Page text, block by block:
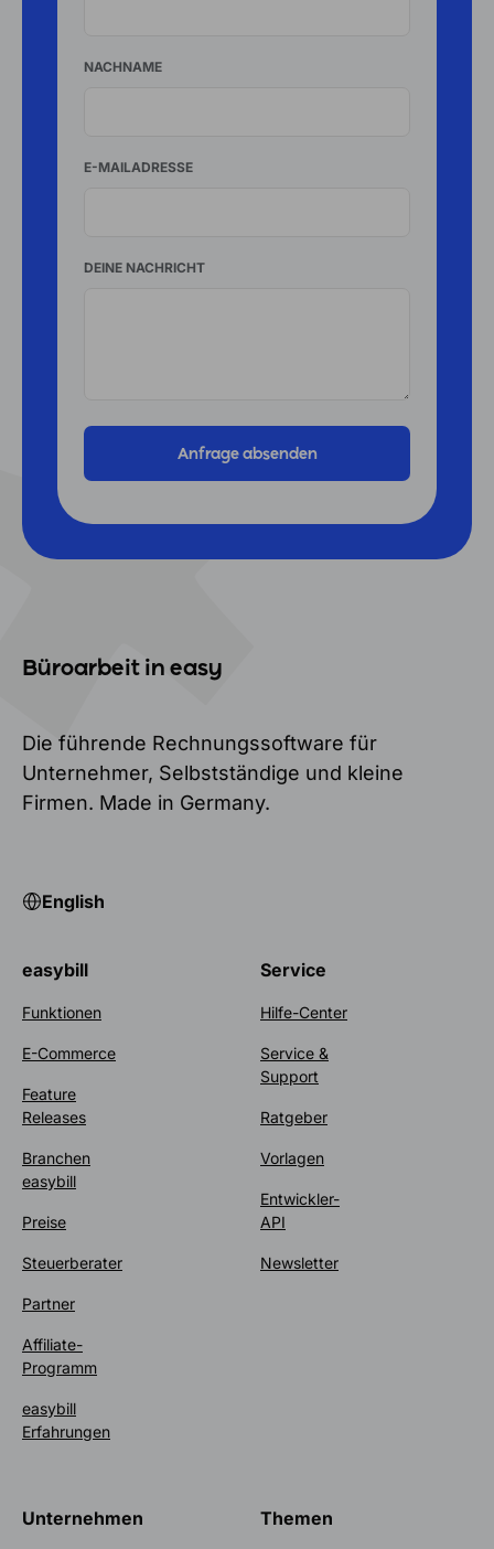
NACHNAME
E-MAILADRESSE
DEINE NACHRICHT
Büroarbeit in easy
Die führende Rechnungssoftware für
Unternehmer, Selbstständige und kleine
Firmen. Made in Germany.
English
easybill
Funktionen
E-Commerce
Feature
Releases
Branchen
easybill
Preise
Steuerberater
Partner
Affiliate-
Programm
easybill
Erfahrungen
Service
Hilfe-Center
Service &
Support
Ratgeber
Vorlagen
Entwickler-
API
Newsletter
Unternehmen Themen